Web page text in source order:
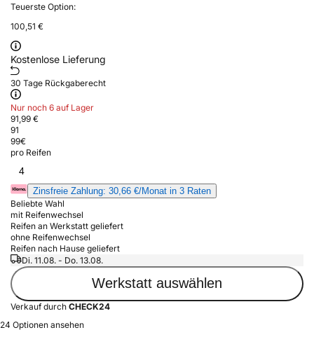
Teuerste Option:
100,51 €
Kostenlose Lieferung
30 Tage Rückgaberecht
Nur noch 6 auf Lager
91,99 €
91
99€
pro Reifen
4
Zinsfreie Zahlung: 30,66 €/Monat in 3 Raten
Beliebte Wahl
mit Reifenwechsel
Reifen an Werkstatt geliefert
ohne Reifenwechsel
Reifen nach Hause geliefert
Di. 11.08. - Do. 13.08.
Werkstatt auswählen
Verkauf durch CHECK24
24 Optionen ansehen